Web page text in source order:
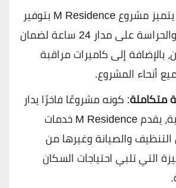
: يتميز مشروع M Residence بتوفير
خدمات الأمن والحراسة على مدار 24 ساعة لضمان
بالإضافة إلى كاميرات مراقبة
أنحاء المشروع.
متكاملة: كونه مشروعًا فاخرًا يدار
بمعايير فندقية، يقدم M Residence خدمات
والصيانة وغيرها من
التي تلبي احتياجات السكان